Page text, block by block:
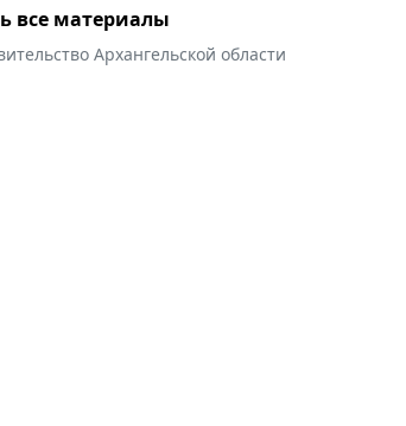
все материалы
Архангельской области